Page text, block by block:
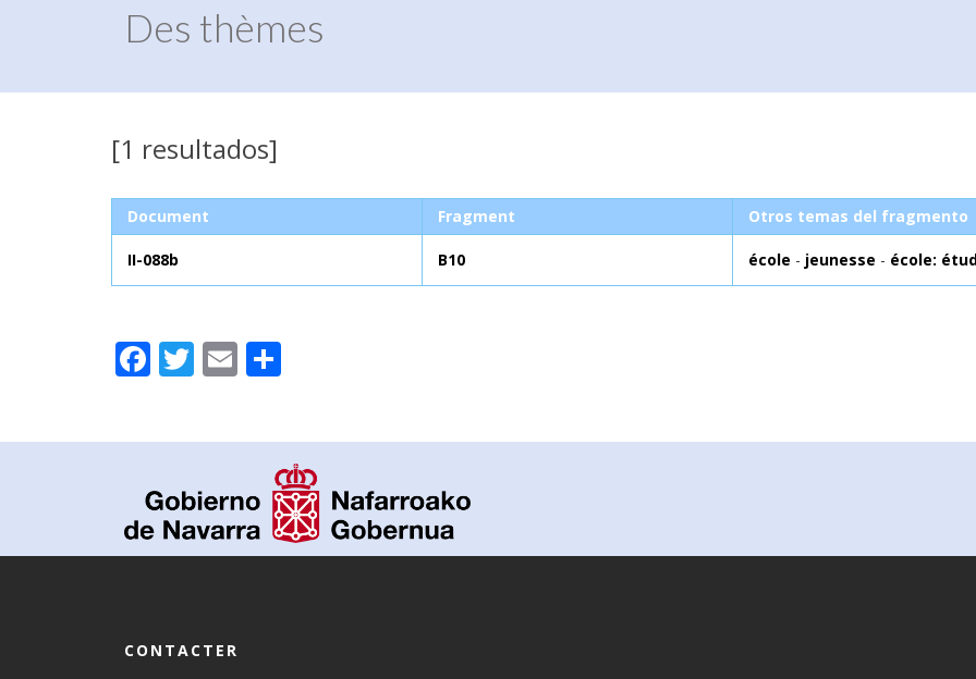
Des thèmes
[1 resultados]
Document Fragment Otros temas del fragmento
II-088b B10 école - jeunesse - école:
Facebook
Twitter
Email
CONTACTER